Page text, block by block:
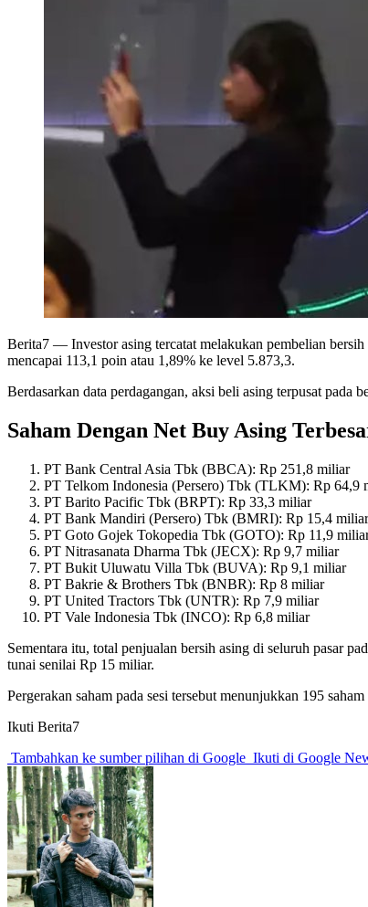
Berita7 — Investor asing tercatat melakukan pembelian bersih
mencapai 113,1 poin atau 1,89% ke level 5.873,3.
Berdasarkan data perdagangan, aksi beli asing terpusat pada
Saham Dengan Net Buy Asing
PT Bank Central Asia Tbk (BBCA): Rp 251,8 miliar
PT Telkom Indonesia (Persero) Tbk (TLKM): Rp 64,9
PT Barito Pacific Tbk (BRPT): Rp 33,3 miliar
PT Bank Mandiri (Persero) Tbk (BMRI): Rp 15,4 miliar
PT Goto Gojek Tokopedia Tbk (GOTO): Rp 11,9
PT Nitrasanata Dharma Tbk (JECX): Rp 9,7 miliar
PT Bukit Uluwatu Villa Tbk (BUVA): Rp 9,1 miliar
PT Bakrie & Brothers Tbk (BNBR): Rp 8 miliar
PT United Tractors Tbk (UNTR): Rp 7,9 miliar
PT Vale Indonesia Tbk (INCO): Rp 6,8 miliar
Sementara itu, total penjualan bersih asing di seluruh pasar
tunai senilai Rp 15 miliar.
Pergerakan saham pada sesi tersebut menunjukkan 195
Ikuti Berita7
Tambahkan ke sumber pilihan di Google Ikuti di Google